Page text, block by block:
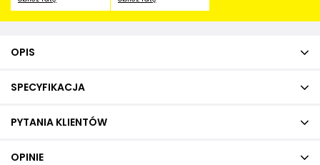
OPIS
SPECYFIKACJA
PYTANIA KLIENTÓW
OPINIE